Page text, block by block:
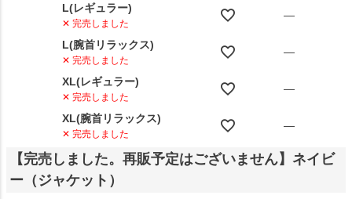
L(レギュラー)
✕ 完売しました
—
L(腕首リラックス)
✕ 完売しました
—
XL(レギュラー)
✕ 完売しました
—
XL(腕首リラックス)
✕ 完売しました
—
【完売しました。再販予定はございません】ネイビ
ー（ジャケット）